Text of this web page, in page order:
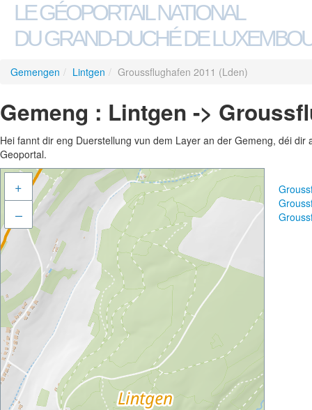
LE GÉOPORTAIL NATIONAL
DU GRAND-DUCHÉ DE
Gemengen / Lintgen / Groussflughafen 2011 (Lden)
Gemeng : Lintgen ->
Hei fannt dir eng Duerstellung vun dem Layer an der Gemeng, déi
Geoportal.
+
–